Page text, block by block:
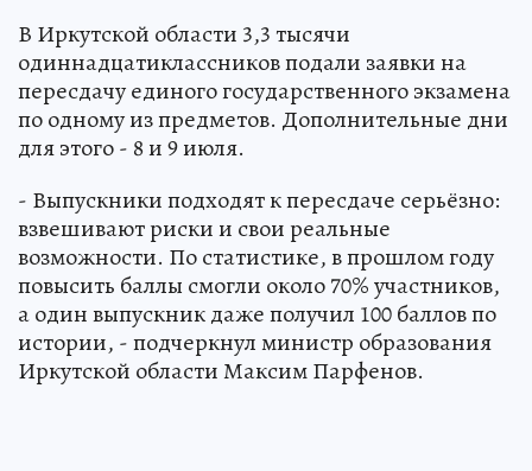
В Иркутской области 3,3 тысячи
одиннадцатиклассников подали заявки на
пересдачу единого государственного экзамена
по одному из предметов. Дополнительные дни
для этого - 8 и 9 июля.
- Выпускники подходят к пересдаче серьёзно:
взвешивают риски и свои реальные
возможности. По статистике, в прошлом году
повысить баллы смогли около 70% участников,
а один выпускник даже получил 100 баллов по
истории, - подчеркнул министр образования
Иркутской области Максим Парфенов.